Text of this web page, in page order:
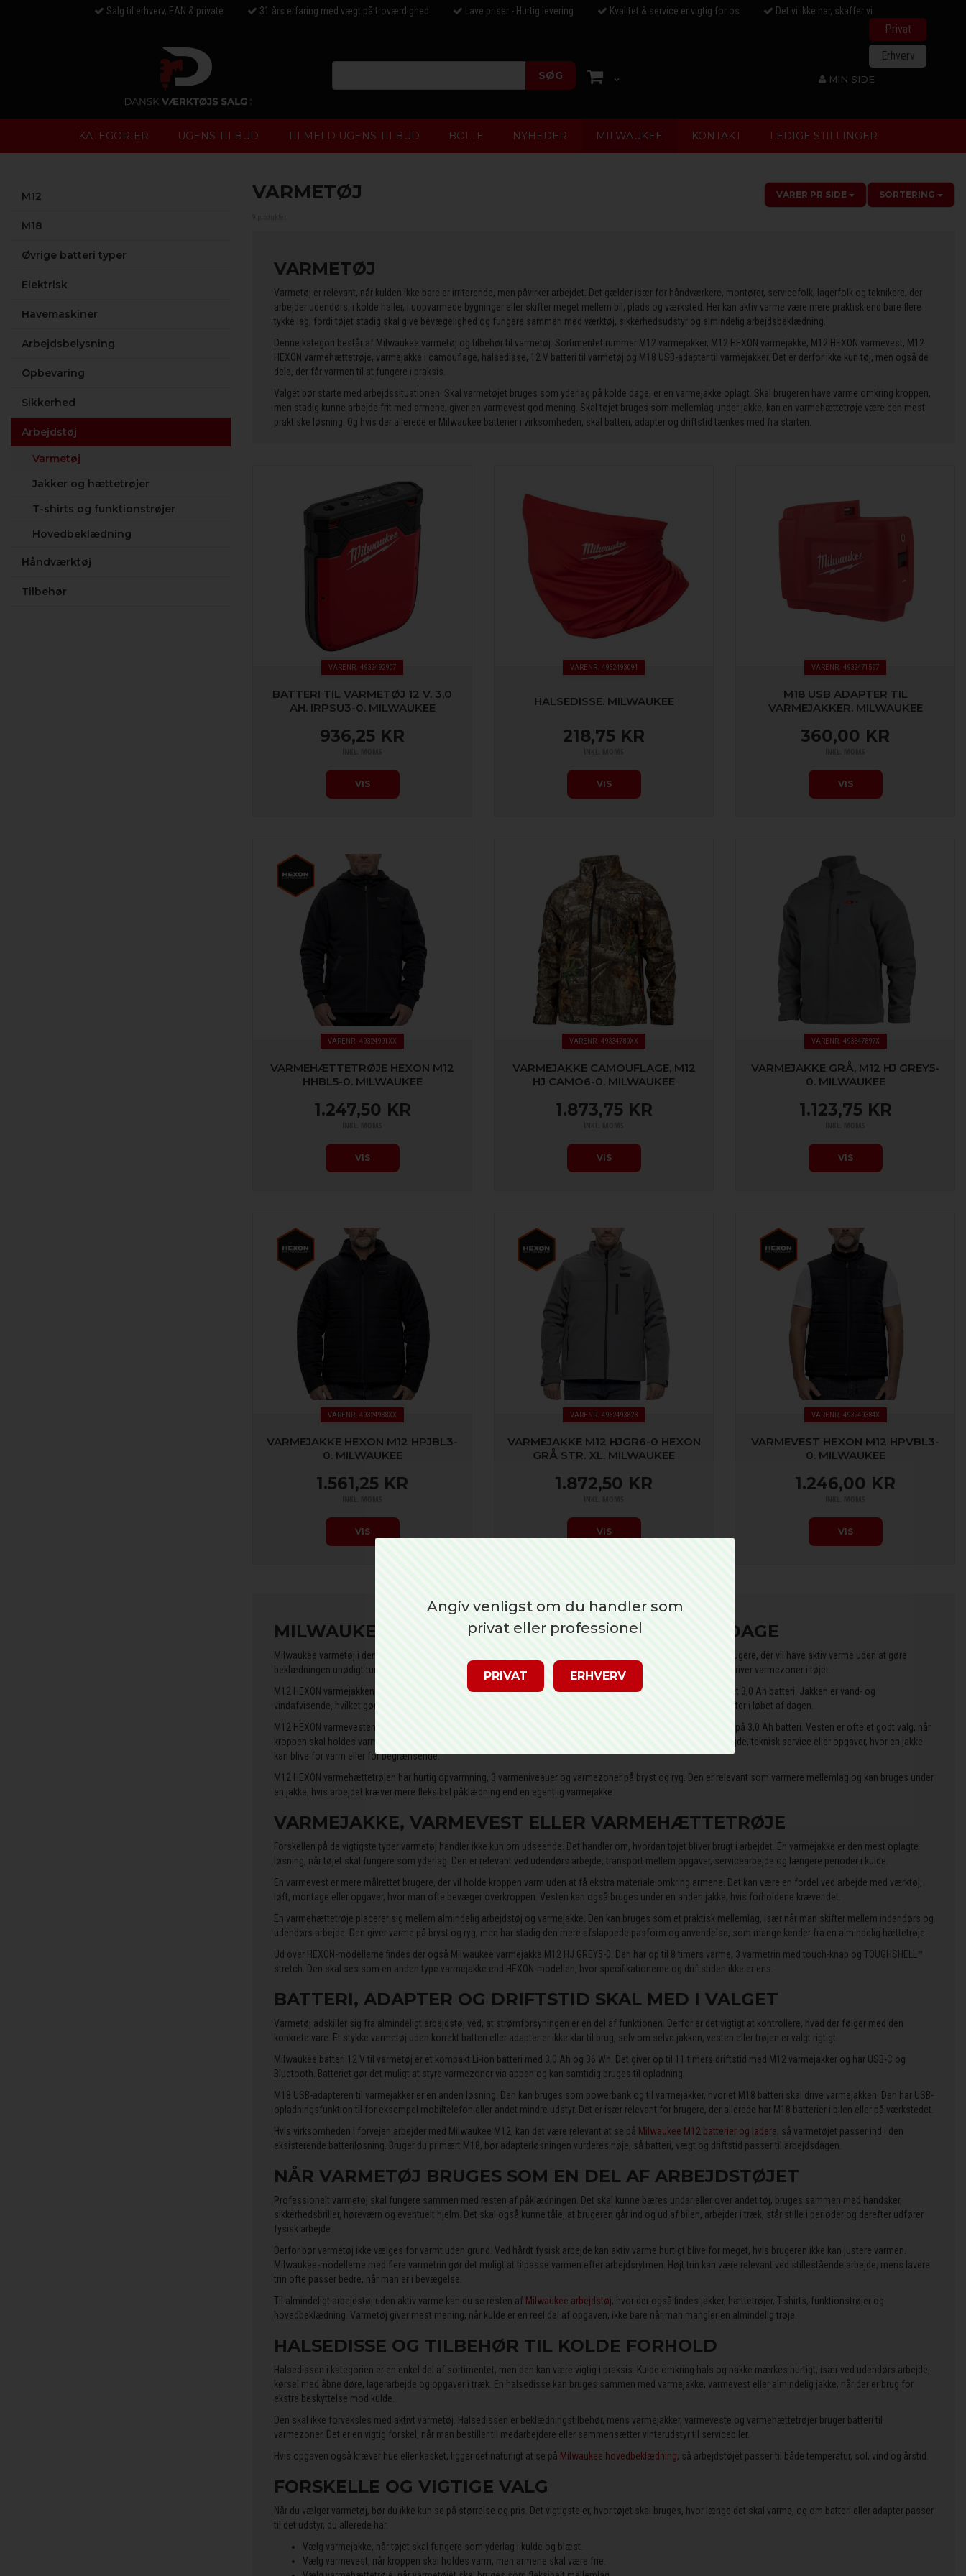
Salg til erhverv, EAN & private 31 års erfaring med vægt på troværdighed Lave priser - Hurtig levering Kvalitet & service er vigtig for os Det vi ikke har, skaffer vi
MIN SIDE
KATEGORIER UGENS TILBUD TILMELD UGENS TILBUD BOLTE NYHEDER MILWAUKEE KONTAKT LEDIGE STILLINGER
SØG
Angiv venligst om du handler som
privat eller professionel
PRIVAT ERHVERV
M12
M18
Øvrige batteri typer
Elektrisk
Havemaskiner
Arbejdsbelysning
Opbevaring
Sikkerhed
Arbejdstøj
Varmetøj
Jakker og hættetrøjer
T-shirts og funktionstrøjer
Hovedbeklædning
Håndværktøj
Tilbehør
VARMETØJ SORTERING
VARER PR SIDE
VARMETØJ
Varmetøj er relevant, når kulden ikke bare er irriterende, men påvirker arbejdet. Det gælder især for håndværkere, montører, servicefolk, lagerfolk og teknikere, der
arbejder udendørs, i kolde haller, i uopvarmede bygninger eller skifter meget mellem bil, plads og værksted. Her kan aktiv varme være mere praktisk end bare flere
tykke lag, fordi tøjet stadig skal give bevægelighed og fungere sammen med værktøj, sikkerhedsudstyr og almindelig arbejdsbeklædning.
Denne kategori består af Milwaukee varmetøj og tilbehør til varmetøj. Sortimentet rummer M12 varmejakker, M12 HEXON varmejakke, M12 HEXON varmevest, M12
HEXON varmehættetrøje, varmejakke i camouflage, halsedisse, 12 V batteri til varmetøj og M18 USB-adapter til varmejakker. Det er derfor ikke kun tøj, men også de
dele, der får varmen til at fungere i praksis.
Valget bør starte med arbejdssituationen. Skal varmetøjet bruges som yderlag på kolde dage, er en varmejakke oplagt. Skal brugeren have varme omkring kroppen,
men stadig kunne arbejde frit med armene, giver en varmevest god mening. Skal tøjet bruges som mellemlag under jakke, kan en varmehættetrøje være den mest
praktiske løsning. Og hvis der allerede er Milwaukee batterier i virksomheden, skal batteri, adapter og driftstid tænkes med fra starten.
VARENR. 4932492907
BATTERI TIL VARMETØJ 12 V. 3,0
AH. IRPSU3-0. MILWAUKEE
936,25 KR
VIS
VARENR. 4932493094
HALSEDISSE. MILWAUKEE
218,75 KR
VIS
VARENR. 4932471597
M18 USB ADAPTER TIL
VARMEJAKKER. MILWAUKEE
360,00 KR
VIS
VARENR. 49324991XX
VARMEHÆTTETRØJE HEXON M12
HHBL5-0. MILWAUKEE
1.247,50 KR
VIS
VARENR. 49334789XX
VARMEJAKKE CAMOUFLAGE, M12
HJ CAMO6-0. MILWAUKEE
1.873,75 KR
VIS
VARENR. 493347897X
VARMEJAKKE GRÅ, M12 HJ GREY5-
0. MILWAUKEE
1.123,75 KR
VIS
VARENR. 49324938XX
VARMEJAKKE HEXON M12 HPJBL3-
0. MILWAUKEE
1.561,25 KR
VIS
VARENR. 4932493828
VARMEJAKKE M12 HJGR6-0 HEXON
GRÅ STR. XL. MILWAUKEE
1.872,50 KR
VIS
VARENR. 493249384X
VARMEVEST HEXON M12 HPVBL3-
0. MILWAUKEE
1.246,00 KR
VIS
MILWAUKEE M12 VARMETØJ TIL KOLDE ARBEJDSDAGE
Milwaukee varmetøj i denne kategori bygger primært på M12-systemet. Det gør tøjet relevant for professionelle brugere, der vil have aktiv varme uden at gøre
beklædningen unødigt tung. M12-løsningen bruges i varmejakker, varmeveste og varmehættetrøjer, hvor batteriet driver varmezoner i tøjet.
M12 HEXON varmejakken har hurtig opvarmning, 5 varmezoner og 3 varmetrin. Den giver op til 11 timers drift med et 3,0 Ah batteri. Jakken er vand- og
vindafvisende, hvilket gør den relevant til udendørs arbejde, serviceopgaver og kolde byggepladser, hvor vejret skifter i løbet af dagen.
M12 HEXON varmevesten har også hurtig opvarmning, 5 varmezoner og 3 varmetrin. Den giver op til 11 timers drift på 3,0 Ah batteri. Vesten er ofte et godt valg, når
kroppen skal holdes varm, men armene skal have fuld bevægelighed. Det kan være ved montage, kørsel, lagerarbejde, teknisk service eller opgaver, hvor en jakke
kan blive for varm eller for begrænsende.
M12 HEXON varmehættetrøjen har hurtig opvarmning, 3 varmeniveauer og varmezoner på bryst og ryg. Den er relevant som varmere mellemlag og kan bruges under
en jakke, hvis arbejdet kræver mere fleksibel påklædning end en egentlig varmejakke.
VARMEJAKKE, VARMEVEST ELLER VARMEHÆTTETRØJE
Forskellen på de vigtigste typer varmetøj handler ikke kun om udseende. Det handler om, hvordan tøjet bliver brugt i arbejdet. En varmejakke er den mest oplagte
løsning, når tøjet skal fungere som yderlag. Den er relevant ved udendørs arbejde, transport mellem opgaver, servicearbejde og længere perioder i kulde.
En varmevest er mere målrettet brugere, der vil holde kroppen varm uden at få ekstra materiale omkring armene. Det kan være en fordel ved arbejde med værktøj,
løft, montage eller opgaver, hvor man ofte bevæger overkroppen. Vesten kan også bruges under en anden jakke, hvis forholdene kræver det.
En varmehættetrøje placerer sig mellem almindelig arbejdstøj og varmejakke. Den kan bruges som et praktisk mellemlag, især når man skifter mellem indendørs og
udendørs arbejde. Den giver varme på bryst og ryg, men har stadig den mere afslappede pasform og anvendelse, som mange kender fra en almindelig hættetrøje.
Ud over HEXON-modellerne findes der også Milwaukee varmejakke M12 HJ GREY5-0. Den har op til 8 timers varme, 3 varmetrin med touch-knap og TOUGHSHELL™
stretch. Den skal ses som en anden type varmejakke end HEXON-modellen, hvor specifikationerne og driftstiden ikke er ens.
BATTERI, ADAPTER OG DRIFTSTID SKAL MED I VALGET
Varmetøj adskiller sig fra almindeligt arbejdstøj ved, at strømforsyningen er en del af funktionen. Derfor er det vigtigt at kontrollere, hvad der følger med den
konkrete vare. Et stykke varmetøj uden korrekt batteri eller adapter er ikke klar til brug, selv om selve jakken, vesten eller trøjen er valgt rigtigt.
Milwaukee batteri 12 V til varmetøj er et kompakt Li-ion batteri med 3,0 Ah og 36 Wh. Det giver op til 11 timers driftstid med M12 varmejakker og har USB-C og
Bluetooth. Batteriet gør det muligt at styre varmezoner via appen og kan samtidig bruges til opladning.
M18 USB-adapteren til varmejakker er en anden løsning. Den kan bruges som powerbank og til varmejakker, hvor et M18 batteri skal drive varmejakken. Den har USB-
opladningsfunktion til for eksempel mobiltelefon eller andet mindre udstyr. Det er især relevant for brugere, der allerede har M18 batterier i bilen eller på værkstedet.
Hvis virksomheden i forvejen arbejder med Milwaukee M12, kan det være relevant at se på Milwaukee M12 batterier og ladere, så varmetøjet passer ind i den
eksisterende batteriløsning. Bruger du primært M18, bør adapterløsningen vurderes nøje, så batteri, vægt og driftstid passer til arbejdsdagen.
NÅR VARMETØJ BRUGES SOM EN DEL AF ARBEJDSTØJET
Professionelt varmetøj skal fungere sammen med resten af påklædningen. Det skal kunne bæres under eller over andet tøj, bruges sammen med handsker,
sikkerhedsbriller, høreværn og eventuelt hjelm. Det skal også kunne tåle, at brugeren går ind og ud af bilen, arbejder i træk, står stille i perioder og derefter udfører
fysisk arbejde.
Derfor bør varmetøj ikke vælges for varmt uden grund. Ved hårdt fysisk arbejde kan aktiv varme hurtigt blive for meget, hvis brugeren ikke kan justere varmen.
Milwaukee-modellerne med flere varmetrin gør det muligt at tilpasse varmen efter arbejdsrytmen. Højt trin kan være relevant ved stillestående arbejde, mens lavere
trin ofte passer bedre, når man er i bevægelse.
Til almindeligt arbejdstøj uden aktiv varme kan du se resten af Milwaukee arbejdstøj, hvor der også findes jakker, hættetrøjer, T-shirts, funktionstrøjer og
hovedbeklædning. Varmetøj giver mest mening, når kulde er en reel del af opgaven, ikke bare når man mangler en almindelig trøje.
HALSEDISSE OG TILBEHØR TIL KOLDE FORHOLD
Halsedissen i kategorien er en enkel del af sortimentet, men den kan være vigtig i praksis. Kulde omkring hals og nakke mærkes hurtigt, især ved udendørs arbejde,
kørsel med åbne døre, lagerarbejde og opgaver i træk. En halsedisse kan bruges sammen med varmejakke, varmevest eller almindelig jakke, når der er brug for
ekstra beskyttelse mod kulde.
Den skal ikke forveksles med aktivt varmetøj. Halsedissen er beklædningstilbehør, mens varmejakker, varmeveste og varmehættetrøjer bruger batteri til
varmezoner. Det er en vigtig forskel, når man bestiller til medarbejdere eller sammensætter vinterudstyr til servicebiler.
Hvis opgaven også kræver hue eller kasket, ligger det naturligt at se på Milwaukee hovedbeklædning, så arbejdstøjet passer til både temperatur, sol, vind og årstid.
FORSKELLE OG VIGTIGE VALG
Når du vælger varmetøj, bør du ikke kun se på størrelse og pris. Det vigtigste er, hvor tøjet skal bruges, hvor længe det skal varme, og om batteri eller adapter passer
til det udstyr, du allerede har.
Vælg varmejakke, når tøjet skal fungere som yderlag i kulde og blæst.
Vælg varmevest, når kroppen skal holdes varm, men armene skal være frie.
Privat
Erhverv